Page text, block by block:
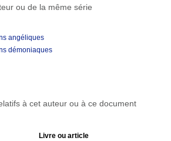
ou de la même série
angéliques
démoniaques
à cet auteur ou à ce document
Livre ou article